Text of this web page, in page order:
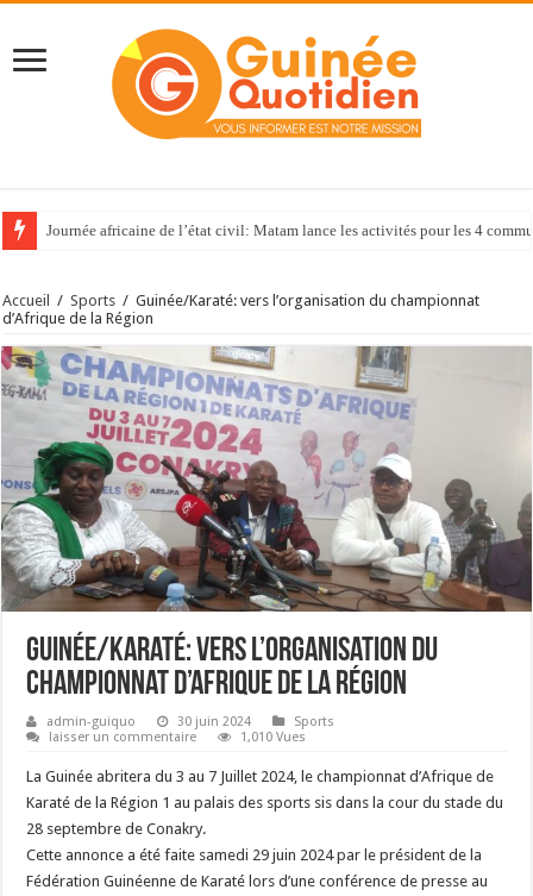
Journée africaine de l’état civil: Matam lance les activités pour les 4
Accueil / Sports / Guinée/Karaté: vers l’organisation du championnat
d’Afrique de la Région
Guinée/Karaté: vers l’organisation du
championnat d’Afrique de la Région
admin-guiquo 30 juin 2024
Sports
laisser un commentaire
1,010 Vues
La Guinée abritera du 3 au 7 Juillet 2024, le championnat d’Afrique de
Karaté de la Région 1 au palais des sports sis dans la cour du stade du
28 septembre de Conakry.
Cette annonce a été faite samedi 29 juin 2024 par le président de la
Fédération Guinéenne de Karaté lors d’une conférence de presse au